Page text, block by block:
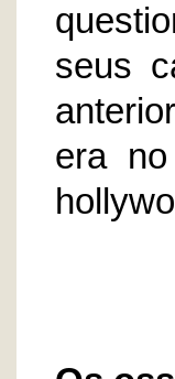
seus
era